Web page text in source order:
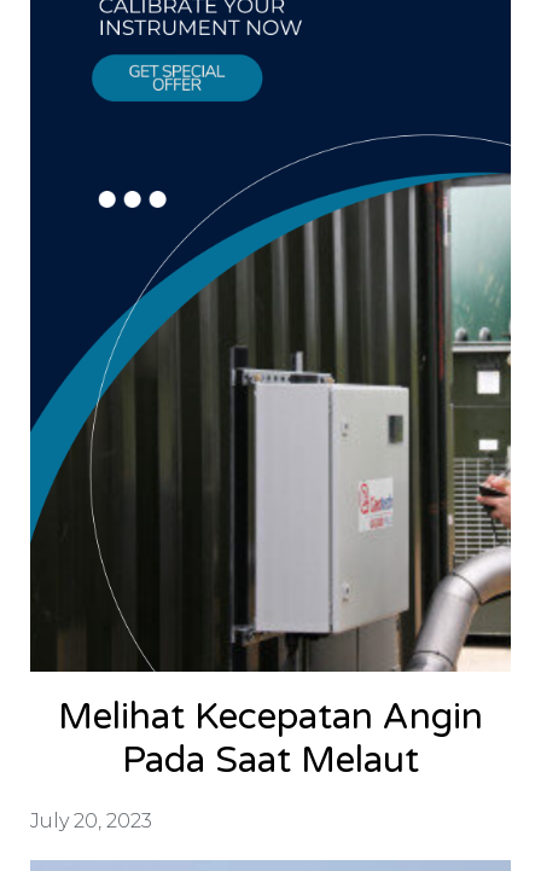
Melihat Kecepatan Angin
Pada Saat Melaut
July 20, 2023